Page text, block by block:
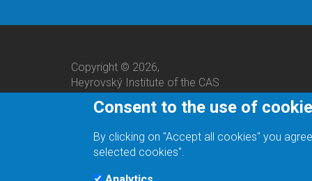
Copyright © 2026,
Heyrovský Institute of the CAS
Consent to the use of
By clicking on "Accept all cookies" you
selected cookies".